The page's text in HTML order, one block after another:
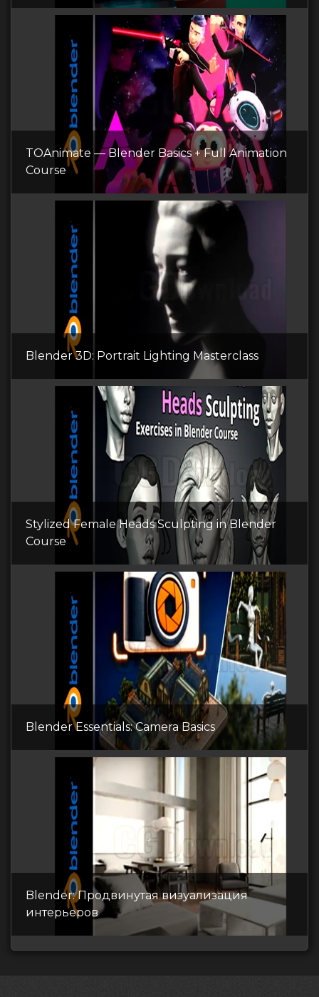
TOAnimate — Blender Basics + Full Animation
Course
Blender 3D: Portrait Lighting Masterclass
Stylized Female Heads Sculpting in Blender
Course
Blender Essentials: Camera Basics
Blender: Продвинутая визуализация
интерьеров